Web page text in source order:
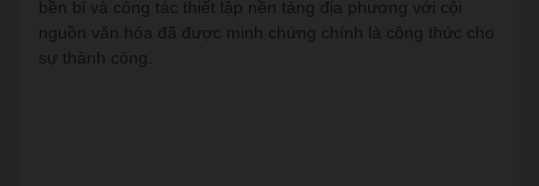
bền bỉ và công tác thiết lập nền tảng địa phương với cội
nguồn văn hóa đã được minh chứng chính là công thức cho
sự thành công.